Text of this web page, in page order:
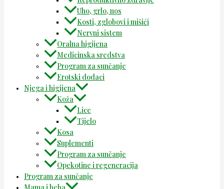
Uho, grlo, nos
Kosti, zglobovi i mišići
Nervni sistem
Oralna higijena
Medicinska sredstva
Program za sunčanje
Erotski dodaci
Njega i higijena
Koža
Lice
Tijelo
Kosa
Suplementi
Program za sunčanje
Opekotine i regeneracija
Program za sunčanje